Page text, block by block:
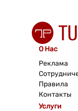
О Нас
Реклама
Правила
Контакты
Услуги